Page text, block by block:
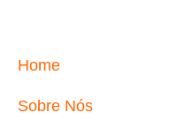
Home
Sobre Nós